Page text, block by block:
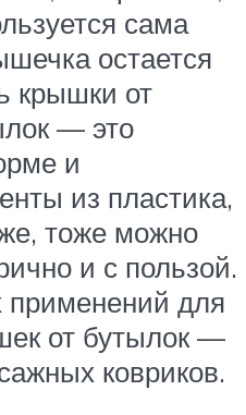
сама
остается
крышки от
— это
и
из пластика,
тоже можно
и с пользой.
применений для
от бутылок —
ковриков.